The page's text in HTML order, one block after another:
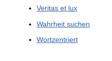
Veritas et lux
Wahrheit suchen
Wortzentriert